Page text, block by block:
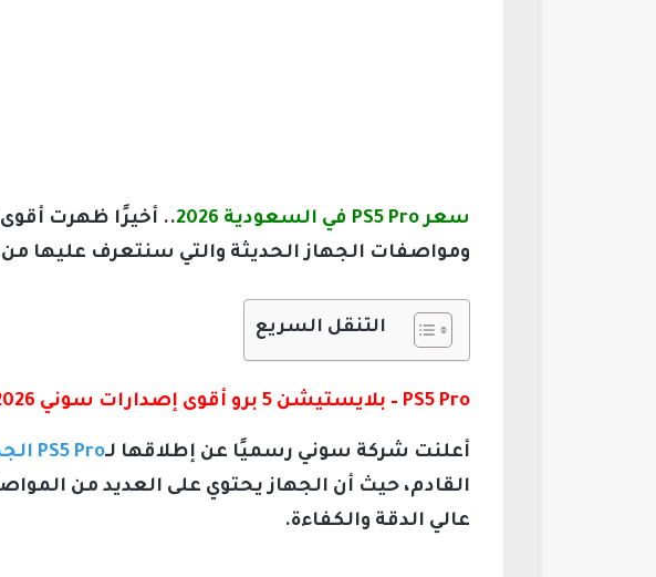
سعر PS5 Pro في السعودية 2026
ومواصفات الجهاز الحديثة والتي سنتعرف عليها من
التنقل السريع
PS5 Pro – بلايستيشن 5 برو أقوى إصدارات سوني 2026
أعلنت شركة سوني رسميًا عن إطلاقها لـPS5 Pro الجديد
القادم، حيث أن الجهاز يحتوي على العديد من
عالي الدقة والكفاءة.